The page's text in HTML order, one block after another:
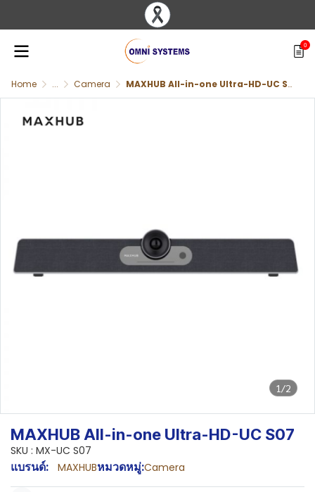
0
Home ... Camera MAXHUB All-in-one Ultra-HD-UC S07
1/2
MAXHUB All-in-one Ultra-HD-UC S07
SKU : MX-UC S07
แบรนด์:
MAXHUBหมวดหมู่:Camera